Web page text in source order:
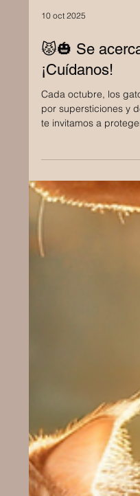
10 oct 2025
😾🎃 Se
¡Cuídanos!
Cada octubre, los
sobre su valor y
cuidarlos con amor,